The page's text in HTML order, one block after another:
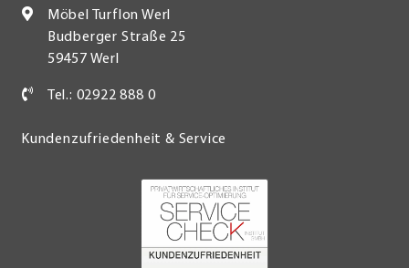
Möbel Turflon Werl
Budberger Straße 25
59457 Werl
Tel.: 02922 888 0
Kundenzufriedenheit & Service